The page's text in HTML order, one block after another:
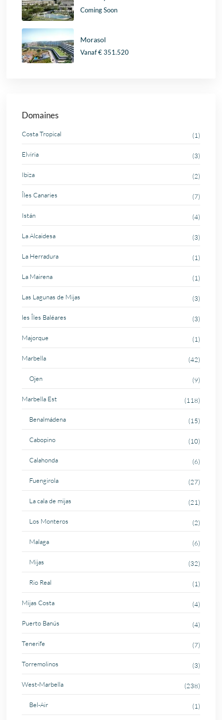
Coming Soon
Morasol
Vanaf€ 351.520
Domaines
Costa Tropical (1)
Elviria (3)
Ibiza (2)
Îles Canaries (7)
Istán (4)
La Alcaidesa (3)
La Herradura (1)
La Mairena (1)
Las Lagunas de Mijas (3)
les Îles Baléares (3)
Majorque (1)
Marbella (42)
Ojen (9)
Marbella Est (118)
Benalmádena (15)
Cabopino (10)
Calahonda (6)
Fuengirola (27)
La cala de mijas (21)
Los Monteros (2)
Malaga (6)
Mijas (32)
Rio Real (1)
Mijas Costa (4)
Puerto Banús (4)
Tenerife (7)
Torremolinos (3)
West-Marbella (238)
Bel-Air (1)